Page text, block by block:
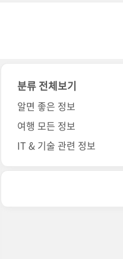
분류 전체보기
알면 좋은 정보
여행 모든 정보
IT & 기술 관련 정보